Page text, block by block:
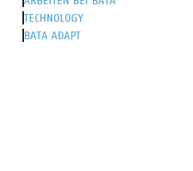
TECHNOLOGY
BATA ADAPT